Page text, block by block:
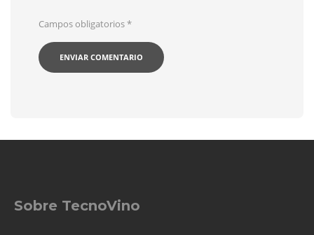
Campos obligatorios*
Sobre TecnoVino